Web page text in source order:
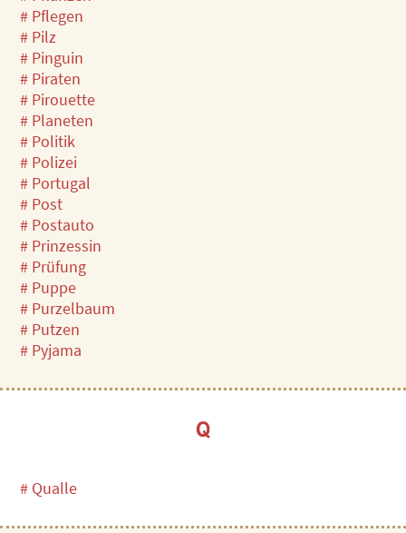
# Pflegen
# Pilz
# Pinguin
# Piraten
# Pirouette
# Planeten
# Politik
# Polizei
# Portugal
# Post
# Postauto
# Prinzessin
# Prüfung
# Puppe
# Purzelbaum
# Putzen
# Pyjama
Q
# Qualle